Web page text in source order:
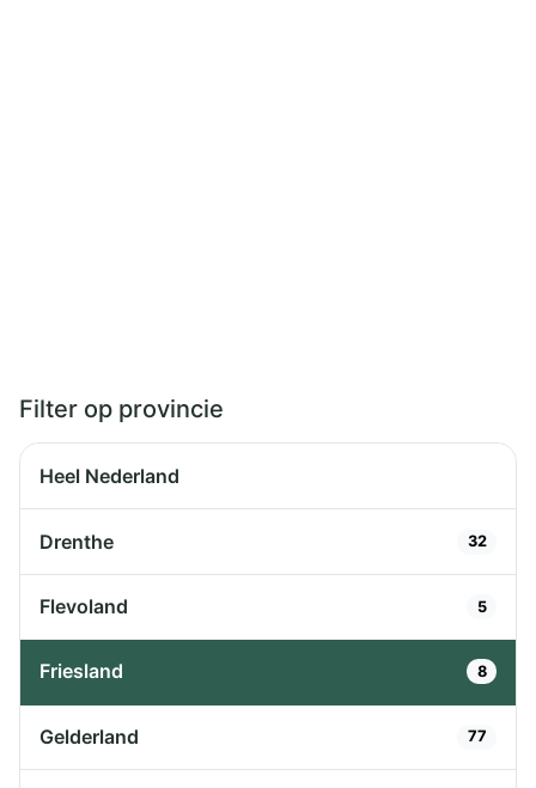
Filter op provincie
Heel Nederland
Drenthe 32
Flevoland 5
Friesland 8
Gelderland 77